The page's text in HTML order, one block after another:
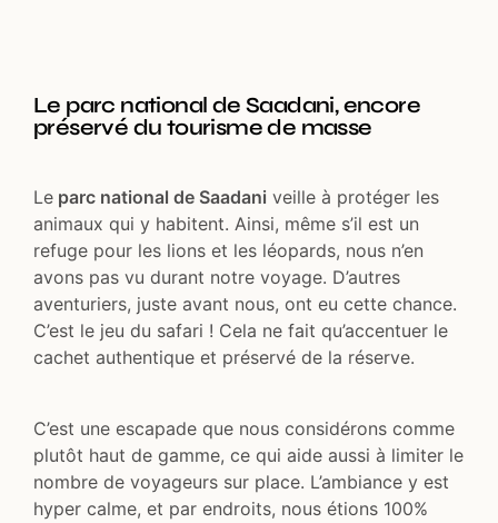
Le parc national de Saadani, encore
préservé du tourisme de masse
Le parc national de Saadani veille à protéger les
animaux qui y habitent. Ainsi, même s’il est un
refuge pour les lions et les léopards, nous n’en
avons pas vu durant notre voyage. D’autres
aventuriers, juste avant nous, ont eu cette chance.
C’est le jeu du safari ! Cela ne fait qu’accentuer le
cachet authentique et préservé de la réserve.
C’est une escapade que nous considérons comme
plutôt haut de gamme, ce qui aide aussi à limiter le
nombre de voyageurs sur place. L’ambiance y est
hyper calme, et par endroits, nous étions 100%